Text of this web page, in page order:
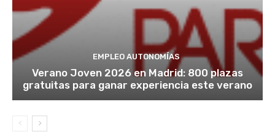
EMPLEO AUTONOMÍAS
Verano Joven 2026 en Madrid: 800 plazas
gratuitas para ganar experiencia este verano